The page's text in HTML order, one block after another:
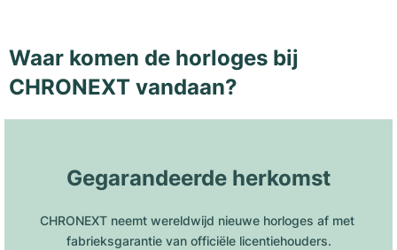
Waar komen de horloges bij
CHRONEXT vandaan?
Gegarandeerde herkomst
CHRONEXT neemt wereldwijd nieuwe horloges af met
fabrieksgarantie van officiële licentiehouders.